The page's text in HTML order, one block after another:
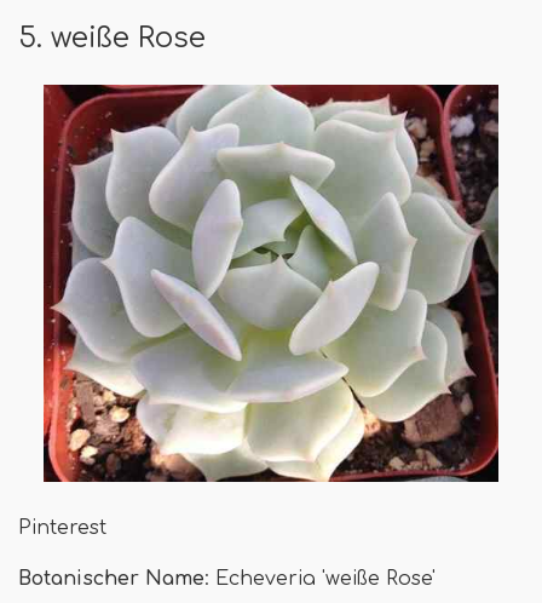
5. weiße Rose
Pinterest
Botanischer Name: Echeveria 'weiße Rose'